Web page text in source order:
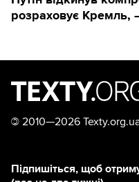
розраховує Кремль,
© 2010—2026
Підпишіться, щоб